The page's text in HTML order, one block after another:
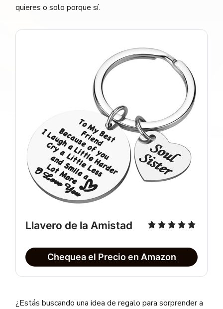
quieres o solo porque sí.
Llavero de la Amistad
Chequea el Precio en Amazon
¿Estás buscando una idea de regalo para sorprender a